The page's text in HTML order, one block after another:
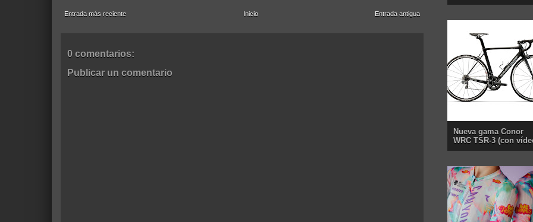
Entrada más reciente Entrada antigua
Inicio
0 comentarios:
Publicar un comentario
Nueva gama Conor
WRC TSR-3 (con